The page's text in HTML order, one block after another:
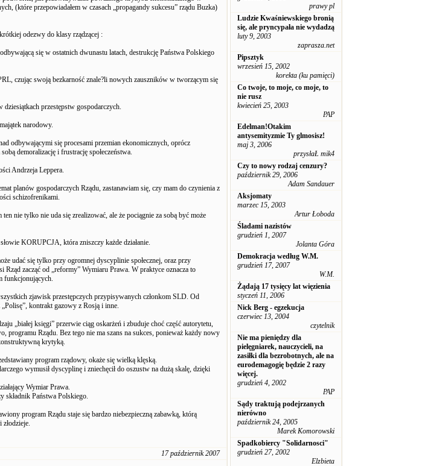
(które przepowiadałem w czasach „propagandy sukcesu” rządu Buzka)
odezwy do klasy rządzącej :
się w ostatnich dwunastu latach, destrukcję Państwa Polskiego
czując swoją bezkarność znale?li nowych zauszników w tworzącym się
przestępstw gospodarczych.
narodowy.
odbywającymi się procesami przemian ekonomicznych, oprócz
demoralizację i frustrację społeczeństwa.
Andrzeja Leppera.
planów gospodarczych Rządu, zastanawiam się, czy mam do czynienia z
schizofrenikami.
nie tylko nie uda się zrealizować, ale że pociągnie za sobą być może
KORUPCJA, która zniszczy każde działanie.
udać się tylko przy ogromnej dyscyplinie społecznej, oraz przy
Rząd zacząć od „reformy” Wymiaru Prawa. W praktyce oznacza to
funkcjonujących.
zjawisk przestępczych przypisywanych członkom SLD. Od
kontrakt gazowy z Rosją i inne.
„białej księgi” przerwie ciąg oskarżeń i zbuduje choć część autorytetu,
programu Rządu. Bez tego nie ma szans na sukces, ponieważ każdy nowy
krytyką.
program rządowy, okaże się wielką klęską.
wymusił dyscyplinę i zniechęcił do oszustw na dużą skalę, dzięki
Wymiar Prawa.
składnik Państwa Polskiego.
program Rządu staje się bardzo niebezpieczną zabawką, którą
17 październik 2007
prawy pl
Ludzie Kwaśniewskiego bronią
się, ale pryncypała nie wydadzą
luty 9, 2003
zaprasza.net
Pipsztyk
wrzesień 15, 2002
korekta (ku pamięci)
Co twoje, to moje, co moje, to
nie rusz
kwiecień 25, 2003
PAP
Edelman!Otakim
antysemityzmie Ty glmosisz!
maj 3, 2006
przysłaŁ mik4
Czy to nowy rodzaj cenzury?
październik 29, 2006
Adam Sandauer
Aksjomaty
marzec 15, 2003
Artur Łoboda
Śladami nazistów
grudzień 1, 2007
Jolanta Góra
Demokracja według W.M.
grudzień 17, 2007
W.M.
Żądają 17 tysięcy lat więzienia
styczeń 11, 2006
Nick Berg - egzekucja
czerwiec 13, 2004
czytelnik
Nie ma pieniędzy dla
pielęgniarek, nauczycieli, na
zasiłki dla bezrobotnych, ale na
eurodemagogię będzie 2 razy
więcej.
grudzień 4, 2002
PAP
Sądy traktują podejrzanych
nierówno
październik 24, 2005
Marek Komorowski
Spadkobiercy "Solidarnosci"
grudzień 27, 2002
Elzbieta